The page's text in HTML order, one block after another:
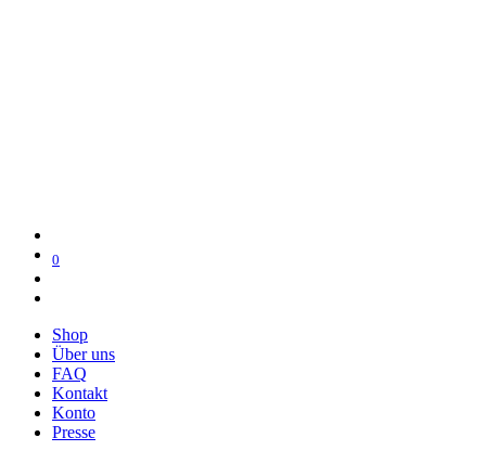
0
Shop
Über uns
FAQ
Kontakt
Konto
Presse